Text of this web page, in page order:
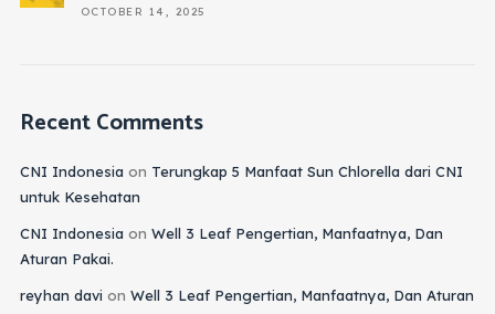
OCTOBER 14, 2025
Recent Comments
CNI Indonesia on Terungkap 5 Manfaat Sun Chlorella dari CNI
untuk Kesehatan
CNI Indonesia on Well 3 Leaf Pengertian, Manfaatnya, Dan
Aturan Pakai.
reyhan davi on Well 3 Leaf Pengertian, Manfaatnya, Dan Aturan